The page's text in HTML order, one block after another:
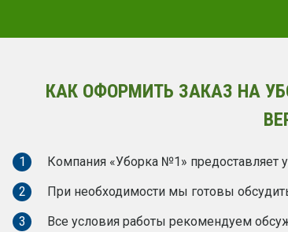
КАК ОФОРМИТЬ ЗАКАЗ НА
1
Компания «Уборка №1» предоставляет
2
При необходимости мы готовы
3
Все условия работы рекомендуем